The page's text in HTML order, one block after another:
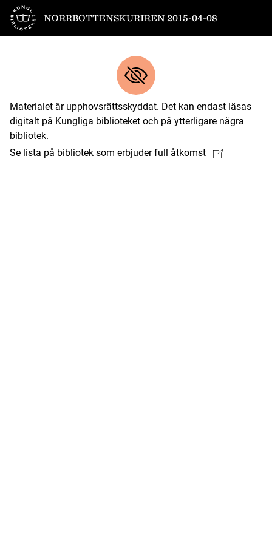
Till startsidan
NORRBOTTENSKURIREN 2015-04-08
Materialet är upphovsrättsskyddat. Det kan endast läsas
digitalt på Kungliga biblioteket och på ytterligare några
bibliotek.
Se lista på bibliotek som erbjuder full åtkomst